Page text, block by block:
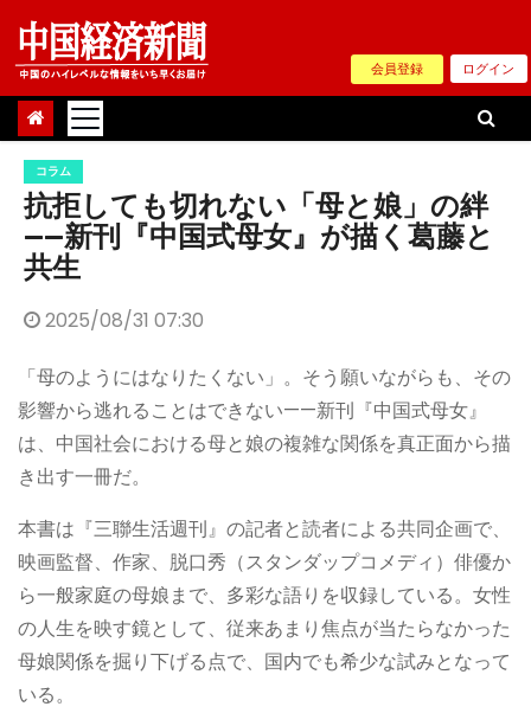
Skip
content
会員登録 ログイン
コラム
抗拒しても切れない「母と娘」の絆
——新刊『中国式母女』が描く葛藤と
共生
2025/08/31 07:30
「母のようにはなりたくない」。そう願いながらも、その
影響から逃れることはできない——新刊『中国式母女』
は、中国社会における母と娘の複雑な関係を真正面から描
き出す一冊だ。
本書は『三聯生活週刊』の記者と読者による共同企画で、
映画監督、作家、脱口秀（スタンダップコメディ）俳優か
ら一般家庭の母娘まで、多彩な語りを収録している。女性
の人生を映す鏡として、従来あまり焦点が当たらなかった
母娘関係を掘り下げる点で、国内でも希少な試みとなって
いる。